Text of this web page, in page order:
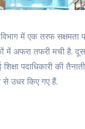
में एक तरफ सक्षमता
में अफरा तफरी मची है.
पदाधिकारी की
से उधर किए गए हैं.